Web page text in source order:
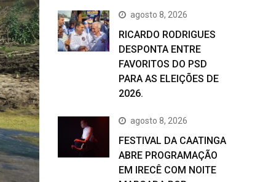
agosto 8, 2026
RICARDO RODRIGUES
DESPONTA ENTRE
FAVORITOS DO PSD
PARA AS ELEIÇÕES DE
2026.
agosto 8, 2026
FESTIVAL DA CAATINGA
ABRE PROGRAMAÇÃO
EM IRECÊ COM NOITE